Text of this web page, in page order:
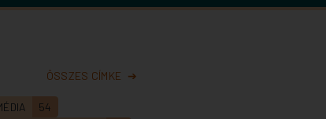
ÖSSZES CÍMKE
54